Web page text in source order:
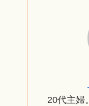
20代主婦